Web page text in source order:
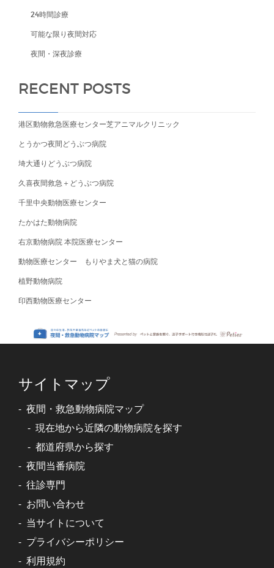
24時間診療
可能な限り夜間対応
夜間・深夜診療
RECENT POSTS
港区動物救急医療センター芝アニマルクリニック
とうかつ夜間どうぶつ病院
埼大通りどうぶつ病院
久喜夜間救急＋どうぶつ病院
千里中央動物医療センター
たかはた動物病院
右京動物病院 本院医療センター
動物医療センター もりやま犬と猫の病院
植野動物病院
印西動物医療センター
サイトマップ
夜間・救急動物病院マップ
現在地から近隣の動物病院を探す
都道府県から探す
夜間当番病院
往診専門
お問い合わせ
当サイトについて
プライバシーポリシー
利用規約